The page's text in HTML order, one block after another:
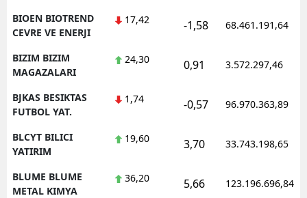
BIOEN BIOTREND
CEVRE VE ENERJI
17,42 -1,58 68.461.191,64
BIZIM BIZIM
MAGAZALARI
24,30 0,91 3.572.297,46
BJKAS BESIKTAS
FUTBOL YAT.
1,74 -0,57 96.970.363,89
BLCYT BILICI
YATIRIM
19,60 3,70 33.743.198,65
BLUME BLUME
METAL KIMYA
36,20 5,66 123.196.696,84